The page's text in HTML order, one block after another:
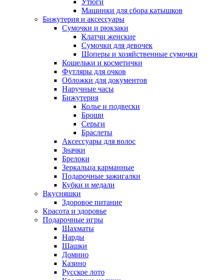
Утюги
Машинки для сбора катышков
Бижутерия и аксессуары
Сумочки и рюкзаки
Клатчи женские
Сумочки для девочек
Шоперы и хозяйственные сумочки
Кошельки и косметички
Футляры для очков
Обложки для документов
Наручные часы
Бижутерия
Колье и подвески
Броши
Серьги
Браслеты
Аксессуары для волос
Значки
Брелоки
Зеркальца карманные
Подарочные зажигалки
Кубки и медали
Вкусняшки
Здоровое питание
Красота и здоровье
Подарочные игры
Шахматы
Нарды
Шашки
Домино
Казино
Русское лото